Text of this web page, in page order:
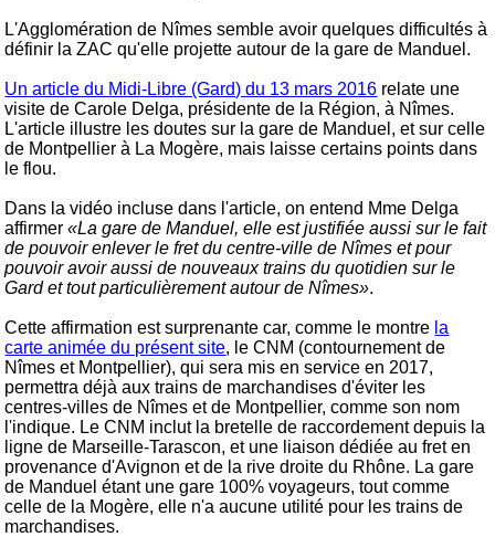
L'Agglomération de Nîmes semble avoir quelques difficultés à
définir la ZAC qu'elle projette autour de la gare de Manduel.
Un article du Midi-Libre (Gard) du 13 mars 2016 relate une
visite de Carole Delga, présidente de la Région, à Nîmes.
L'article illustre les doutes sur la gare de Manduel, et sur celle
de Montpellier à La Mogère, mais laisse certains points dans
le flou.
Dans la vidéo incluse dans l'article, on entend Mme Delga
affirmer«La gare de Manduel, elle est justifiée aussi sur le fait
de pouvoir enlever le fret du centre-ville de Nîmes et pour
pouvoir avoir aussi de nouveaux trains du quotidien sur le
Gard et tout particulièrement autour de Nîmes».
Cette affirmation est surprenante car, comme le montre la
carte animée du présent site, le CNM (contournement de
Nîmes et Montpellier), qui sera mis en service en 2017,
permettra déjà aux trains de marchandises d'éviter les
centres-villes de Nîmes et de Montpellier, comme son nom
l'indique. Le CNM inclut la bretelle de raccordement depuis la
ligne de Marseille-Tarascon, et une liaison dédiée au fret en
provenance d'Avignon et de la rive droite du Rhône. La gare
de Manduel étant une gare 100% voyageurs, tout comme
celle de la Mogère, elle n'a aucune utilité pour les trains de
marchandises.